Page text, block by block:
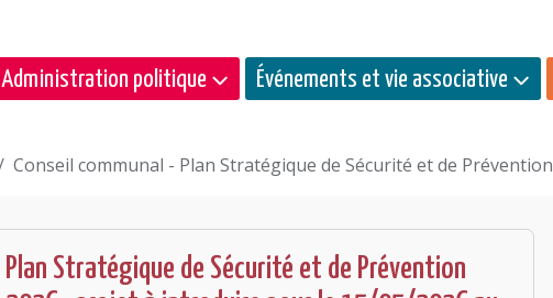
Administration politique Événements et vie associative
Conseil communal - Plan Stratégique de Sécurité et de Prévention
Plan Stratégique de Sécurité et de Prévention